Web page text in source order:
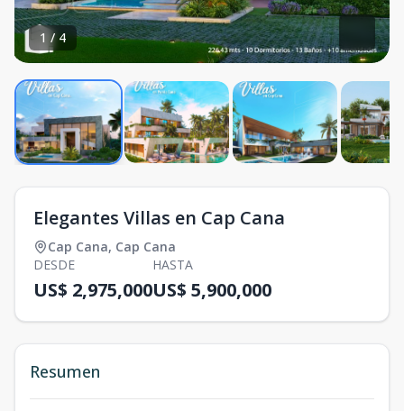
1 / 4
Elegantes Villas en Cap Cana
Cap Cana, Cap Cana
DESDE
US$ 2,975,000
HASTA
US$ 5,900,000
Resumen